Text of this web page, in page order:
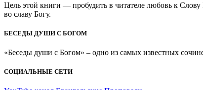
Цель этой книги — пробудить в читателе любовь к
во славу Богу.
БЕСЕДЫ ДУШИ С БОГОМ
«Беседы души с Богом» – одно из самых известных
СОЦИАЛЬНЫЕ СЕТИ